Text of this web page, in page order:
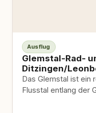
Ausflug
Glemstal-Rad-
Ditzingen/
Das Glemstal ist ein
Flusstal entlang der